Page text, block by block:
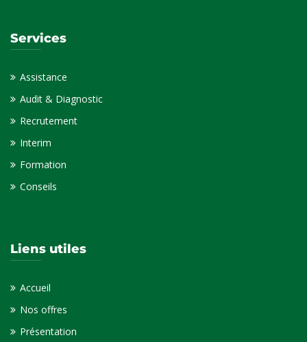
Services
Assistance
Audit & Diagnostic
Recrutement
Interim
Formation
Conseils
Liens utiles
Accueil
Nos offres
Présentation